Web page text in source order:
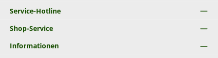
Service-Hotline
Shop-Service
Informationen